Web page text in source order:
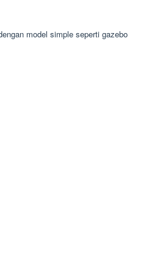
model simple seperti gazebo